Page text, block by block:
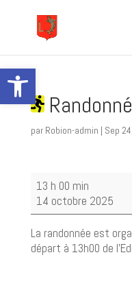
Ouvrir la barre d’outils
par Robion-admin | Sep
Randonnée
Simiane
13 h 00 min
14 octobre 2025
La randonnée est
départ à 13h00 de